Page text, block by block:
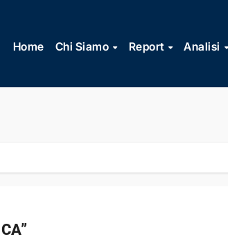
contenuto
Home Chi Siamo Report Analisi